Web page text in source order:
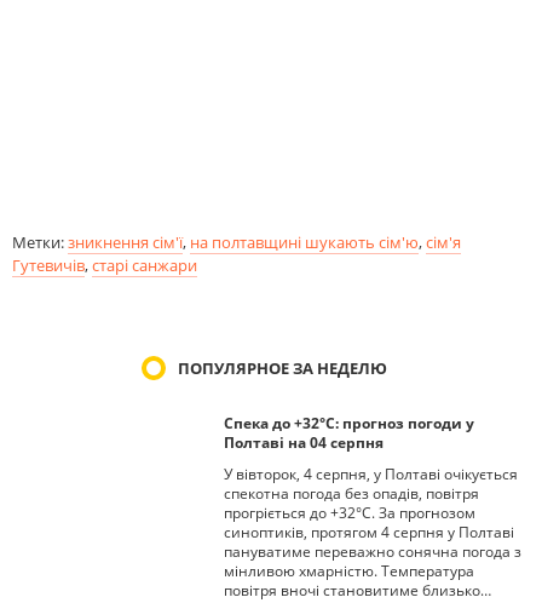
Метки:зникнення сім'ї, на полтавщині шукають сім'ю,сім'я
Гутевичів,старі санжари
ПОПУЛЯРНОЕ ЗА НЕДЕЛЮ
Спека до +32°С: прогноз погоди у
Полтаві на 04 серпня
У вівторок, 4 серпня, у Полтаві очікується
спекотна погода без опадів, повітря
прогріється до +32°С. За прогнозом
синоптиків, протягом 4 серпня у Полтаві
пануватиме переважно сонячна погода з
мінливою хмарністю. Температура
повітря вночі становитиме близько…